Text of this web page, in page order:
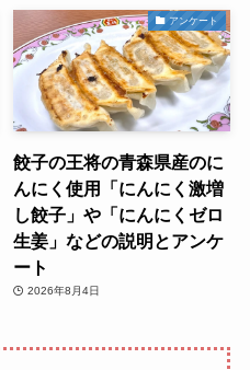
アンケート
餃子の王将の青森県産のに
んにく使用「にんにく激増
し餃子」や「にんにくゼロ
生姜」などの説明とアンケ
ート
2026年8月4日